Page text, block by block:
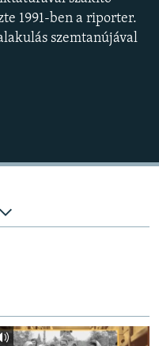
1991-ben a riporter.
szemtanújával